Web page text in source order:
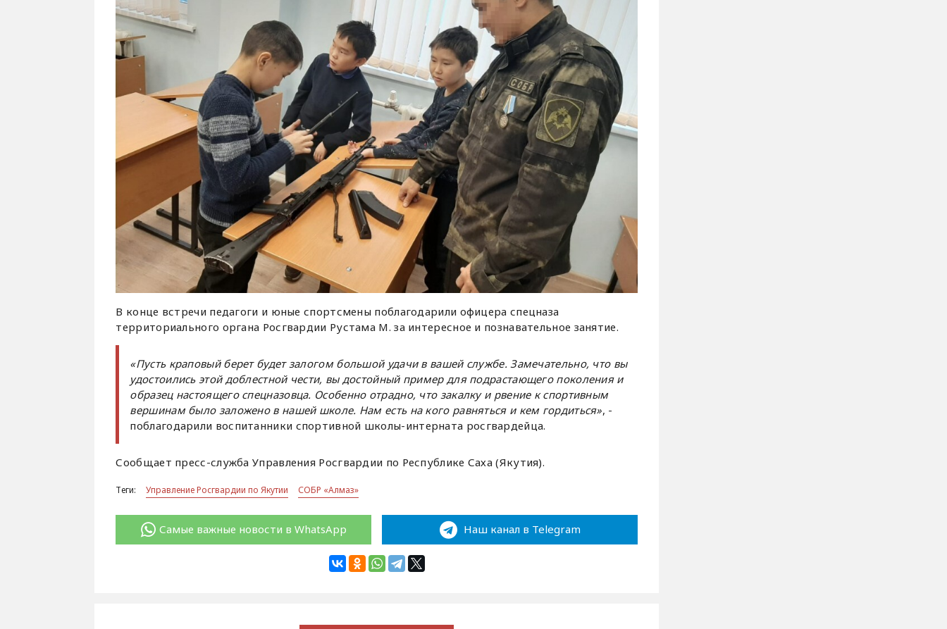
В конце встречи педагоги и юные спортсмены поблагодарили офицера спецназа
территориального органа Росгвардии Рустама М. за интересное и познавательное занятие.
«Пусть краповый берет будет залогом большой удачи в вашей службе. Замечательно, что вы
удостоились этой доблестной чести, вы достойный пример для подрастающего поколения и
образец настоящего спецназовца. Особенно отрадно, что закалку и рвение к спортивным
вершинам было заложено в нашей школе. Нам есть на кого равняться и кем гордиться», -
поблагодарили воспитанники спортивной школы-интерната росгвардейца.
Сообщает пресс-служба Управления Росгвардии по Республике Саха (Якутия).
Теги: Управление Росгвардии по Якутии СОБР «Алмаз»
Самые важные новости в WhatsApp Наш канал в Telegram